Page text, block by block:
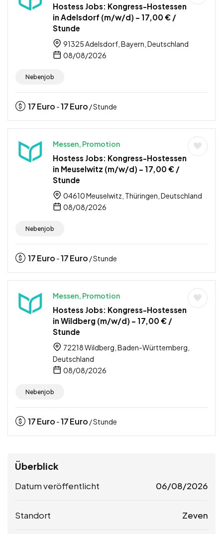
Hostess Jobs: Kongress-Hostessen
in Adelsdorf (m/w/d) – 17,00 € /
Stunde
91325 Adelsdorf, Bayern, Deutschland
08/08/2026
Nebenjob
17Euro -17Euro / Stunde
Messen, Promotion
Hostess Jobs: Kongress-Hostessen
in Meuselwitz (m/w/d) – 17,00 € /
Stunde
04610 Meuselwitz, Thüringen, Deutschland
08/08/2026
Nebenjob
17Euro -17Euro / Stunde
Messen, Promotion
Hostess Jobs: Kongress-Hostessen
in Wildberg (m/w/d) – 17,00 € /
Stunde
72218 Wildberg, Baden-Württemberg,
Deutschland
08/08/2026
Nebenjob
17Euro -17Euro / Stunde
Überblick
Datum veröffentlicht 06/08/2026
Standort Zeven